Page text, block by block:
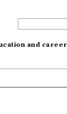
and career